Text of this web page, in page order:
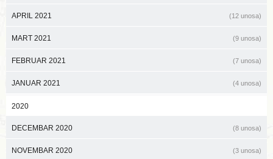
APRIL 2021 (12 unosa)
MART 2021 (9 unosa)
FEBRUAR 2021 (7 unosa)
JANUAR 2021 (4 unosa)
2020
DECEMBAR 2020 (8 unosa)
NOVEMBAR 2020 (3 unosa)